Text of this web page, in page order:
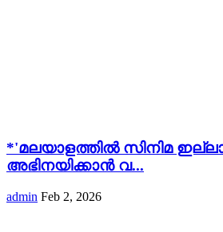
*'മലയാളത്തിൽ സിനിമ
അഭിനയിക്കാൻ വ...
admin Feb 2, 2026